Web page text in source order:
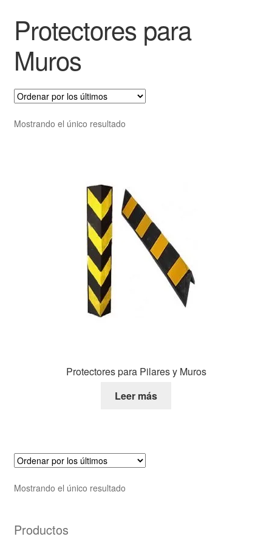
Protectores para
Muros
Mostrando el único resultado
Protectores para Pilares y Muros
Leer más
Mostrando el único resultado
Productos